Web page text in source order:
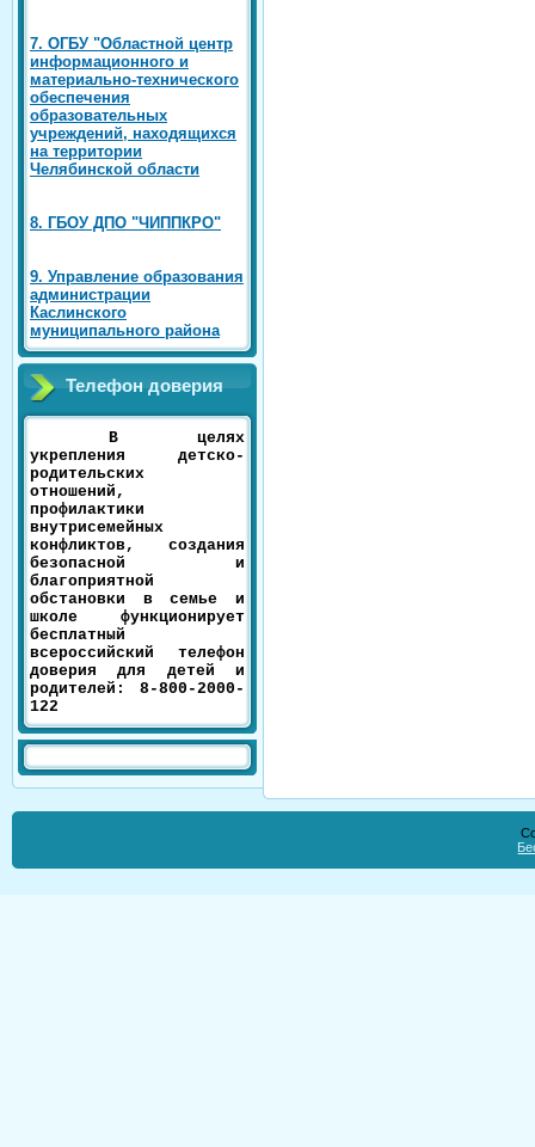
7. ОГБУ "Областной центр
информационного и
материально-технического
обеспечения
образовательных
учреждений, находящихся
на территории
Челябинской области
8. ГБОУ ДПО "ЧИППКРО"
9. Управление образования
администрации
Каслинского
муниципального района
Телефон доверия
В целях
укрепления детско-
родительских
отношений,
профилактики
внутрисемейных
конфликтов, создания
безопасной и
благоприятной
обстановки в семье и
школе функционирует
бесплатный
всероссийский телефон
доверия для детей и
родителей: 8-800-2000-
122